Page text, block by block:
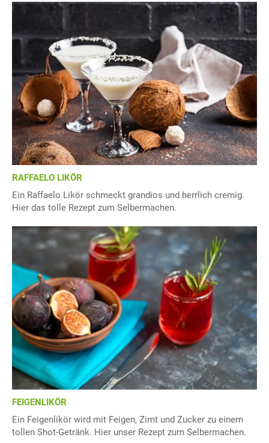
RAFFAELO LIKÖR
Ein Raffaelo Likör schmeckt grandios und herrlich cremig.
Hier das tolle Rezept zum Selbermachen.
FEIGENLIKÖR
Ein Feigenlikör wird mit Feigen, Zimt und Zucker zu einem
tollen Shot-Getränk. Hier unser Rezept zum Selbermachen.